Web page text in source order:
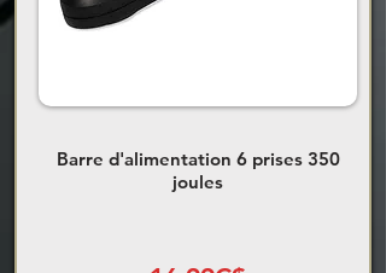
Barre d'alimentation 6 prises 350
joules